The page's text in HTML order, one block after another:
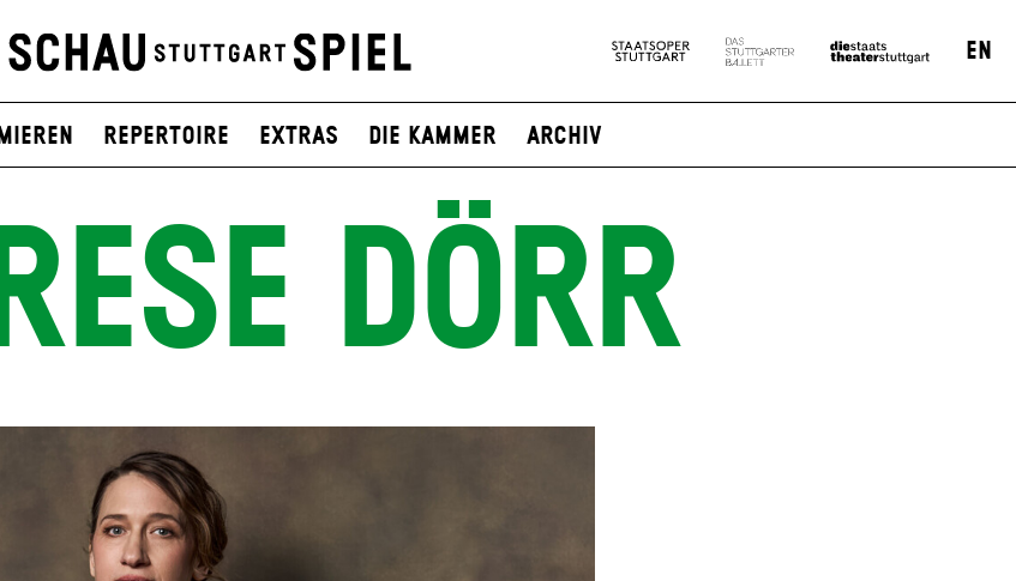
EN
Repertoire Extras Die Kammer Archiv
DÖRR